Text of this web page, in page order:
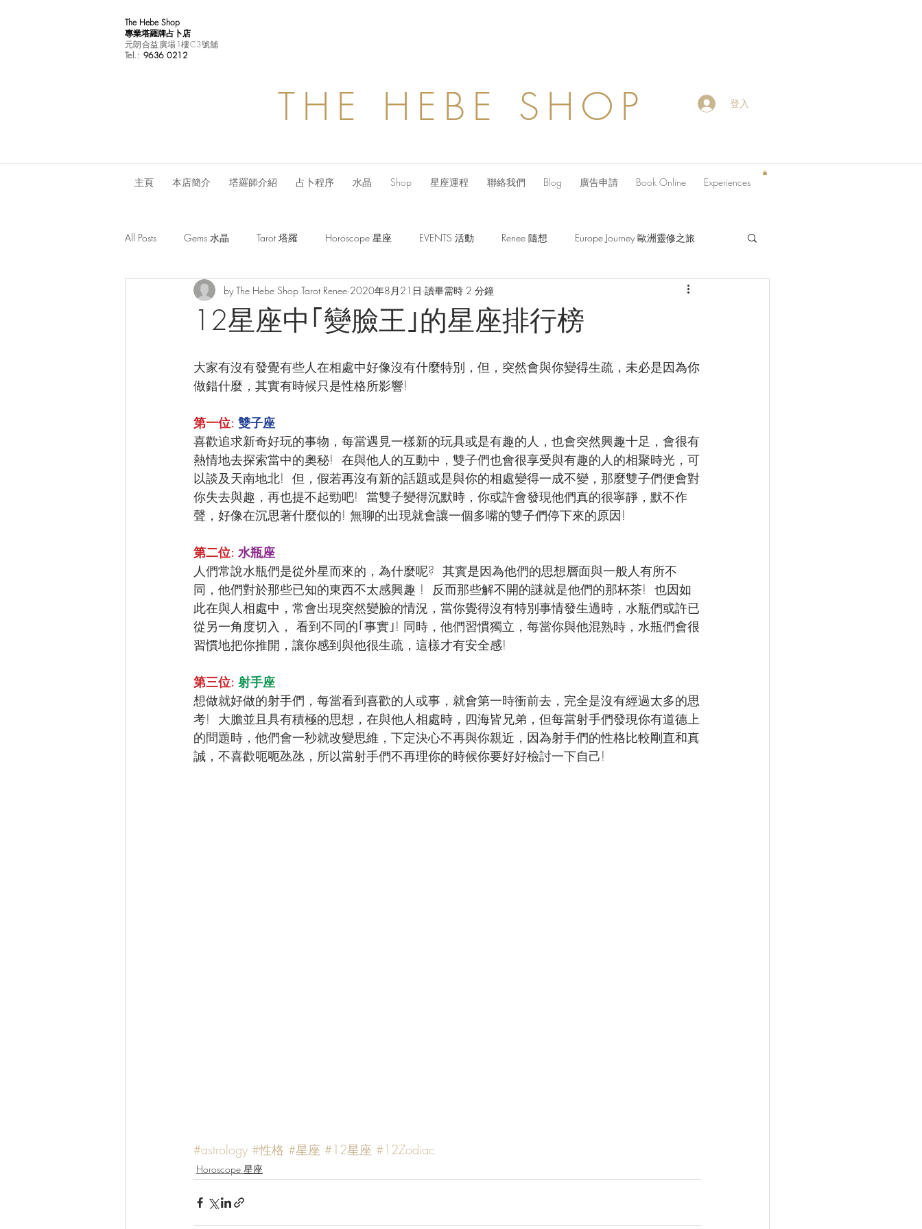
The Hebe Shop
專業塔羅牌占卜店
元朗合益廣場1樓C3號舖
Tel.: 9636 0212
THE HEBE SHOP 登入
主頁 本店簡介 塔羅師介紹 占卜程序 水晶 Shop 星座運程 聯絡我們 Blog 廣告申請 Book Online Experiences
All Posts Gems 水晶 Tarot 塔羅 Horoscope 星座 EVENTS 活動 Renee 隨想 Europe Journey 歐洲靈修之旅
Monthly Horoscope 每月星座運程
12星座中｢變臉王｣的星座排行榜
by The Hebe Shop Tarot Renee 2020年8月21日 讀畢需時 2 分鐘
大家有沒有發覺有些人在相處中好像沒有什麼特別，但，突然會與你變得生疏，未必是因為你
做錯什麼，其實有時候只是性格所影響!
第一位: 雙子座
喜歡追求新奇好玩的事物，每當遇見一樣新的玩具或是有趣的人，也會突然興趣十足，會很有
熱情地去探索當中的奧秘!  在與他人的互動中，雙子們也會很享受與有趣的人的相聚時光，可
以談及天南地北!  但，假若再沒有新的話題或是與你的相處變得一成不變，那麼雙子們便會對
你失去與趣，再也提不起勁吧!  當雙子變得沉默時，你或許會發現他們真的很寧靜，默不作
聲，好像在沉思著什麼似的! 無聊的出現就會讓一個多嘴的雙子們停下來的原因!
第二位: 水瓶座
人們常說水瓶們是從外星而來的，為什麼呢?  其實是因為他們的思想層面與一般人有所不
同，他們對於那些已知的東西不太感興趣 !  反而那些解不開的謎就是他們的那杯茶!  也因如
此在與人相處中，常會出現突然變臉的情況，當你覺得沒有特別事情發生過時，水瓶們或許已
從另一角度切入， 看到不同的｢事實｣! 同時，他們習慣獨立，每當你與他混熟時，水瓶們會很
習慣地把你推開，讓你感到與他很生疏，這樣才有安全感!
第三位: 射手座
想做就好做的射手們，每當看到喜歡的人或事，就會第一時衝前去，完全是沒有經過太多的思
考!  大膽並且具有積極的思想，在與他人相處時，四海皆兄弟，但每當射手們發現你有道德上
的問題時，他們會一秒就改變思維，下定決心不再與你親近，因為射手們的性格比較剛直和真
誠，不喜歡呃呃氹氹，所以當射手們不再理你的時候你要好好檢討一下自己!
#astrology #性格 #星座 #12星座 #12Zodiac
Horoscope 星座